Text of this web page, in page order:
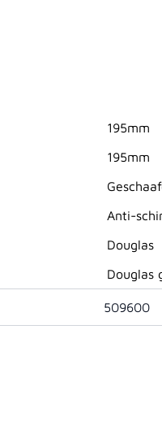
195mm
195mm
Anti-
Douglas
Douglas
509600